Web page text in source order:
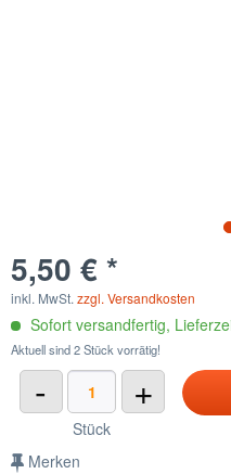
5,50 € *
inkl. MwSt. zzgl. Versandkosten
Sofort versandfertig,
Aktuell sind 2 Stück vorrätig!
- +
Stück
Merken